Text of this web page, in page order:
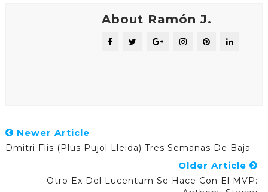
About Ramón J.
Newer Article
Dmitri Flis (Plus Pujol Lleida) Tres Semanas De Baja
Older Article
Otro Ex Del Lucentum Se Hace Con El MVP: